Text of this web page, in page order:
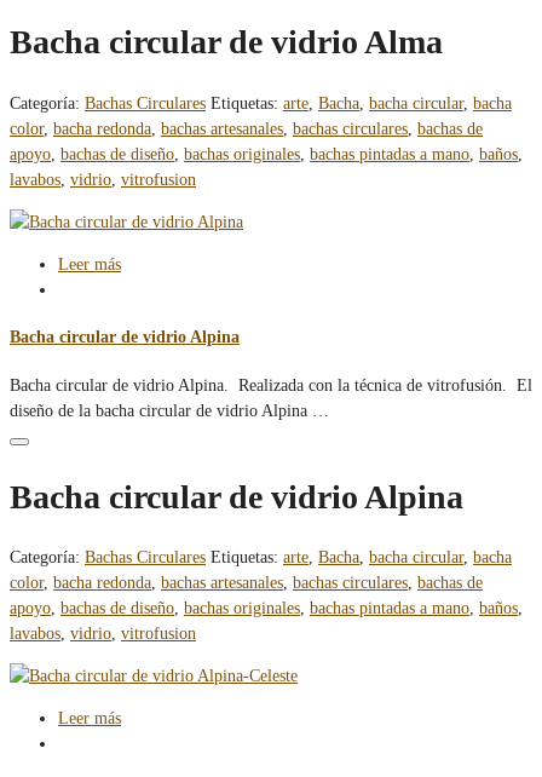
Bacha circular de vidrio Alma
Categoría: Bachas Circulares Etiquetas: arte Bacha bacha circular, bacha
color, bacha redonda bachas artesanales bachas circulares bachas de
apoyo bachas de diseño bachas originales bachas pintadas a mano baños
lavabos vidrio vitrofusion
Leer más
Bacha circular de vidrio Alpina
Bacha circular de vidrio Alpina. Realizada con la técnica de vitrofusión. El
diseño de la bacha circular de vidrio Alpina …
Bacha circular de vidrio Alpina
Categoría: Bachas Circulares Etiquetas: arte, Bacha, bacha circular, bacha
color, bacha redonda, bachas artesanales, bachas circulares, bachas de
apoyo, bachas de diseño, bachas originales, bachas pintadas a mano, baños,
lavabos, vidrio, vitrofusion
Leer más